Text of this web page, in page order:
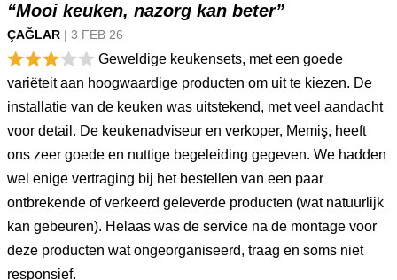
“Mooi keuken, nazorg kan beter”
ÇAĞLAR | 3 FEB 26
Geweldige keukensets, met een goede
variëteit aan hoogwaardige producten om uit te kiezen. De
installatie van de keuken was uitstekend, met veel aandacht
voor detail. De keukenadviseur en verkoper, Memiş, heeft
ons zeer goede en nuttige begeleiding gegeven. We hadden
wel enige vertraging bij het bestellen van een paar
ontbrekende of verkeerd geleverde producten (wat natuurlijk
kan gebeuren). Helaas was de service na de montage voor
deze producten wat ongeorganiseerd, traag en soms niet
responsief.